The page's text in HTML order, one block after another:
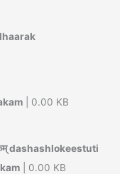
| 0.00 KB
dashashlokeestuti
| 0.00 KB